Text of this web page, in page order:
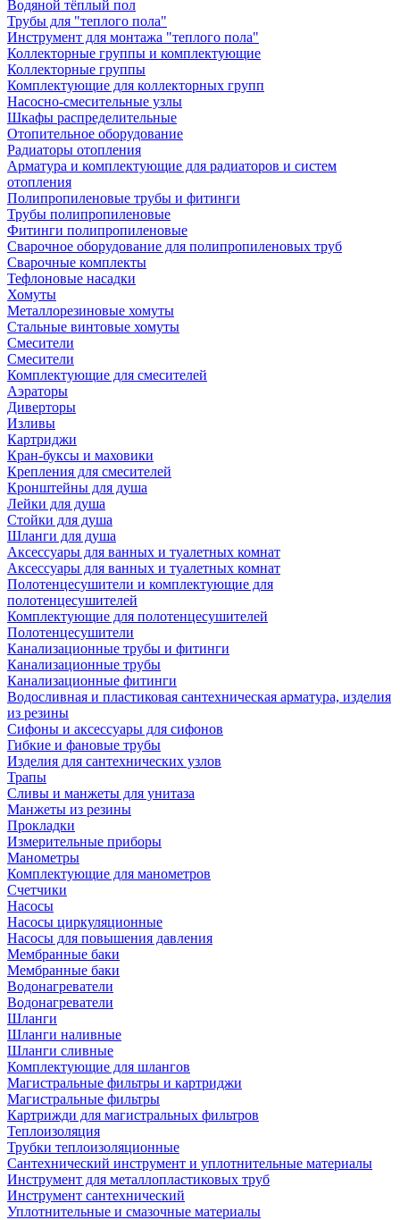
Водяной тёплый пол
Трубы для "теплого пола"
Инструмент для монтажа "теплого пола"
Коллекторные группы и комплектующие
Коллекторные группы
Комплектующие для коллекторных групп
Насосно-смесительные узлы
Шкафы распределительные
Отопительное оборудование
Радиаторы отопления
Арматура и комплектующие для радиаторов и систем
отопления
Полипропиленовые трубы и фитинги
Трубы полипропиленовые
Фитинги полипропиленовые
Сварочное оборудование для полипропиленовых труб
Сварочные комплекты
Тефлоновые насадки
Хомуты
Металлорезиновые хомуты
Стальные винтовые хомуты
Смесители
Смесители
Комплектующие для смесителей
Аэраторы
Диверторы
Изливы
Картриджи
Кран-буксы и маховики
Крепления для смесителей
Кронштейны для душа
Лейки для душа
Стойки для душа
Шланги для душа
Аксессуары для ванных и туалетных комнат
Аксессуары для ванных и туалетных комнат
Полотенцесушители и комплектующие для
полотенцесушителей
Комплектующие для полотенцесушителей
Полотенцесушители
Канализационные трубы и фитинги
Канализационные трубы
Канализационные фитинги
Водосливная и пластиковая сантехническая арматура, изделия
из резины
Сифоны и аксессуары для сифонов
Гибкие и фановые трубы
Изделия для сантехнических узлов
Трапы
Сливы и манжеты для унитаза
Манжеты из резины
Прокладки
Измерительные приборы
Манометры
Комплектующие для манометров
Счетчики
Насосы
Насосы циркуляционные
Насосы для повышения давления
Мембранные баки
Мембранные баки
Водонагреватели
Водонагреватели
Шланги
Шланги наливные
Шланги сливные
Комплектующие для шлангов
Магистральные фильтры и картриджи
Магистральные фильтры
Картрижди для магистральных фильтров
Теплоизоляция
Трубки теплоизоляционные
Сантехнический инструмент и уплотнительные материалы
Инструмент для металлопластиковых труб
Инструмент сантехнический
Уплотнительные и смазочные материалы